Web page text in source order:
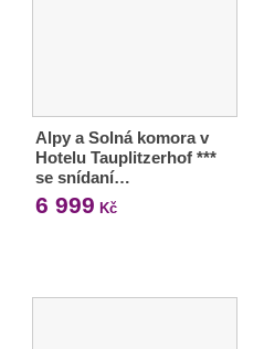
Alpy a Solná komora v
Hotelu Tauplitzerhof ***
se snídaní…
6 999 Kč